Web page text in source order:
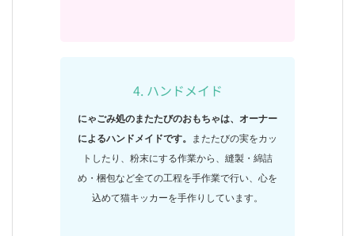
4. ハンドメイド
にゃごみ処のまたたびのおもちゃは、オーナー
によるハンドメイドです。 またたびの実をカッ
トしたり、粉末にする作業から、縫製・綿詰
め・梱包など全ての工程を手作業で行い、心を
込めて猫キッカーを手作りしています。